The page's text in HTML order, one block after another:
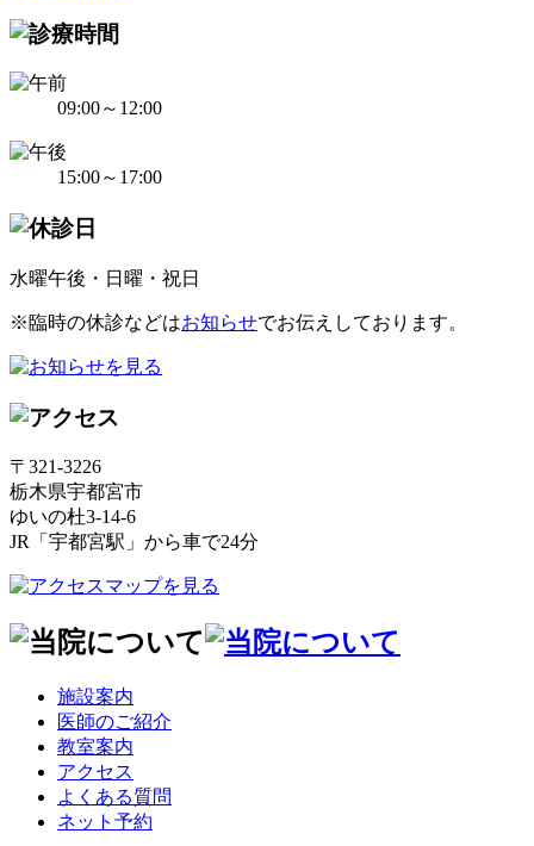
09:00～12:00
15:00～17:00
水曜午後・日曜・祝日
※臨時の休診などはお知らせでお伝えしております。
〒321-3226
栃木県宇都宮市
ゆいの杜3-14-6
JR「宇都宮駅」から車で24分
施設案内
医師のご紹介
教室案内
アクセス
よくある質問
ネット予約